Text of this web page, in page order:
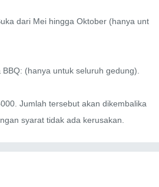
dari Mei hingga Oktober (hanya unt
(hanya untuk seluruh gedung).
Jumlah tersebut akan dikembalika
syarat tidak ada kerusakan.